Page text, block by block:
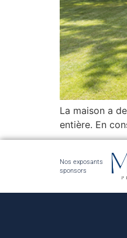
La maison a
entière. En
Nos exposants
sponsors